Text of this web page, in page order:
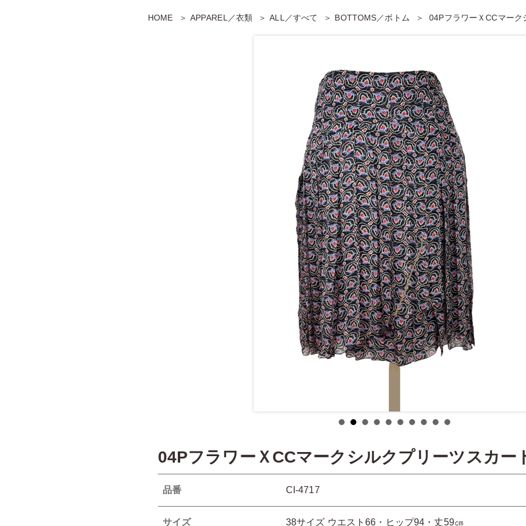
HOME APPAREL／衣類 ALL／すべて BOTTOMS／ボトム 04PフラワーＸCCマーク
04PフラワーＸCCマークシルクプリーツスカー
品番 CI-4717
サイズ 38サイズ ウエスト66・ヒップ94・丈59㎝